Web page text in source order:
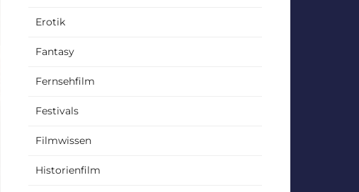
Erotik
Fantasy
Fernsehfilm
Festivals
Filmwissen
Historienfilm